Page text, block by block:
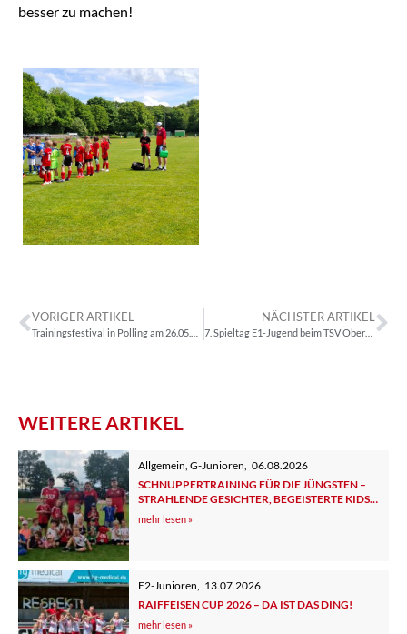
besser zu machen!
VORIGER ARTIKEL NÄCHSTER ARTIKEL
7. Spieltag E1-Jugend beim TSV Oberalting
WEITERE ARTIKEL
Allgemein ,G-Junioren
06.08.2026
SCHNUPPERTRAINING FÜR DIE JÜNGSTEN –
STRAHLENDE GESICHTER, BEGEISTERTE KIDS
UND ELTERN
mehr lesen »
E2-Junioren
13.07.2026
RAIFFEISEN CUP 2026 – DA IST DAS DING!
mehr lesen »